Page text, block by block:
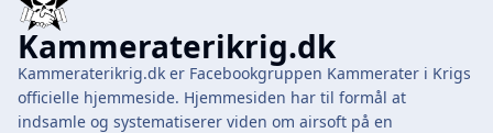
Kammeraterikrig.dk
Kammeraterikrig.dk er Facebookgruppen Kammerater i Krigs
officielle hjemmeside. Hjemmesiden har til formål at
indsamle og systematiserer viden om airsoft på en